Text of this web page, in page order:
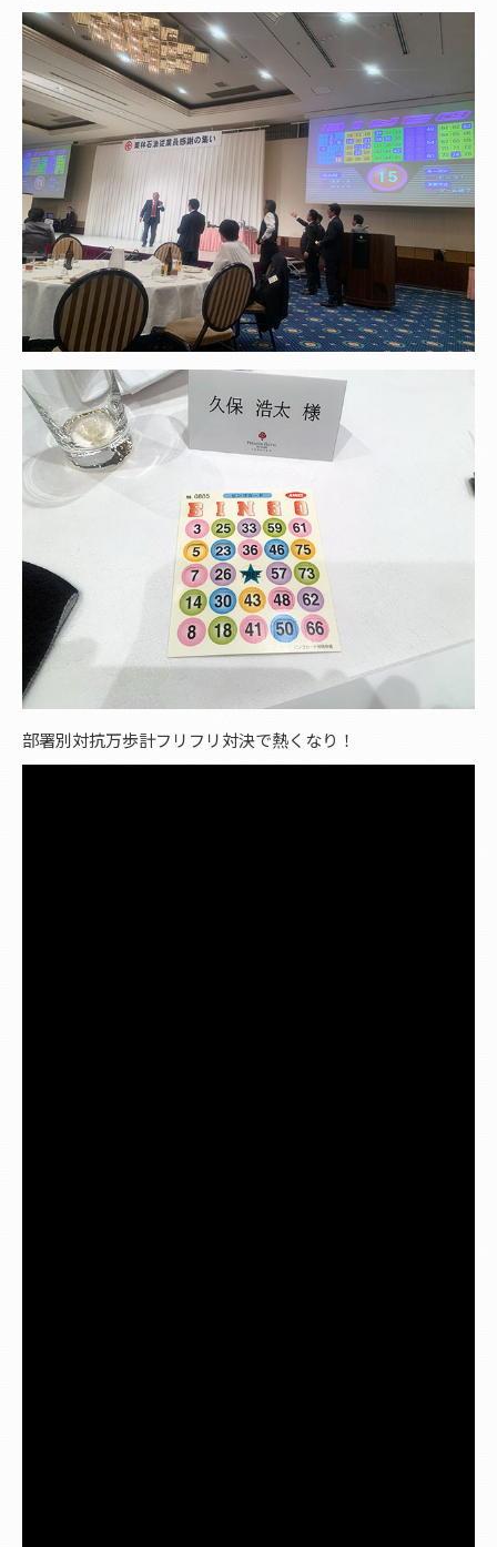
部署別対抗万歩計フリフリ対決で熱くなり！